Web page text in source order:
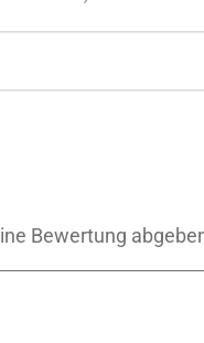
Bewertung